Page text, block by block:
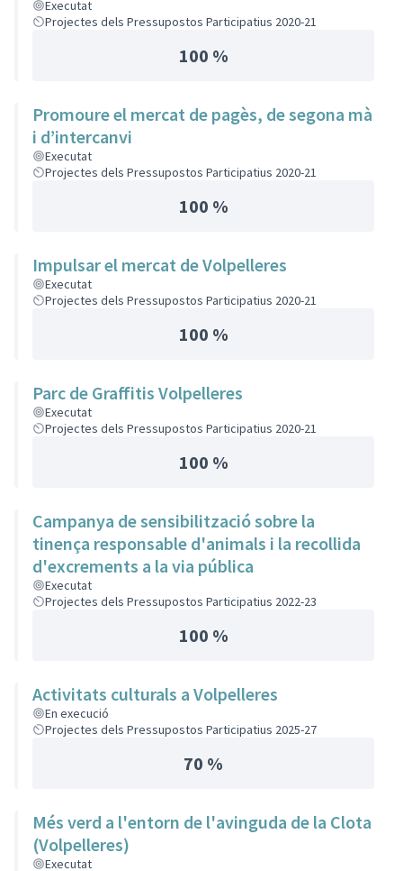
Executat
Projectes dels Pressupostos Participatius 2020-21
100 %
Promoure el mercat de pagès, de segona mà
i d’intercanvi
Executat
Projectes dels Pressupostos Participatius 2020-21
100 %
Impulsar el mercat de Volpelleres
Executat
Projectes dels Pressupostos Participatius 2020-21
100 %
Parc de Graffitis Volpelleres
Executat
Projectes dels Pressupostos Participatius 2020-21
100 %
Campanya de sensibilització sobre la
tinença responsable d'animals i la recollida
d'excrements a la via pública
Executat
Projectes dels Pressupostos Participatius 2022-23
100 %
Activitats culturals a Volpelleres
En execució
Projectes dels Pressupostos Participatius 2025-27
70 %
Més verd a l'entorn de l'avinguda de la Clota
(Volpelleres)
Executat